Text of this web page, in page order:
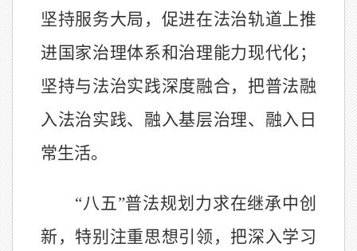
坚持服务大局，促进在法治轨道上推
进国家治理体系和治理能力现代化；
坚持与法治实践深度融合，把普法融
入法治实践、融入基层治理、融入日
常生活。
“八五”普法规划力求在继承中创
新，特别注重思想引领，把深入学习